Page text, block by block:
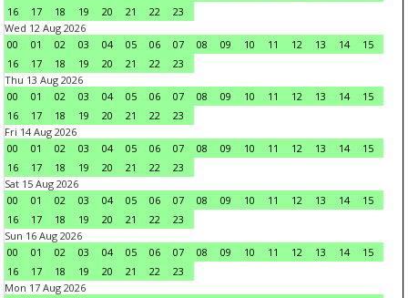
16
17 18 19 20 21 22
23
Wed 12 Aug 2026
00
01 02 03 04 05 06 07 08 09 10 11 12 13 14
15
16
17 18 19 20 21 22
23
Thu 13 Aug 2026
00
01 02 03 04 05 06 07 08 09 10 11 12 13 14
15
16
17 18 19 20 21 22
23
Fri 14 Aug 2026
00
01 02 03 04 05 06 07 08 09 10 11 12 13 14
15
16
17 18 19 20 21 22
23
Sat 15 Aug 2026
00
01 02 03 04 05 06 07 08 09 10 11 12 13 14
15
16
17 18 19 20 21 22
23
Sun 16 Aug 2026
00
01 02 03 04 05 06 07 08 09 10 11 12 13 14
15
16
17 18 19 20 21 22
23
Mon 17 Aug 2026